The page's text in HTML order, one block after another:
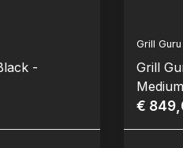
-
Grill Guru
Grill
€